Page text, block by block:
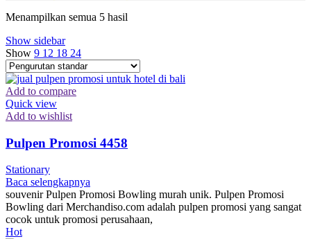
Menampilkan semua 5 hasil
Show sidebar
Show 9 12 18 24
Add to compare
Quick view
Add to wishlist
Pulpen Promosi 4458
Stationary
Baca selengkapnya
souvenir Pulpen Promosi Bowling murah unik. Pulpen Promosi
Bowling dari Merchandiso.com adalah pulpen promosi yang sangat
cocok untuk promosi perusahaan,
Hot